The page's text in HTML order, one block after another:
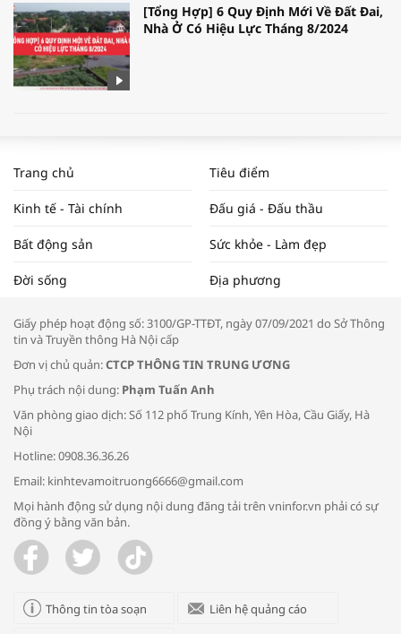
[Tổng Hợp] 6 Quy Định Mới Về Đất Đai,
Nhà Ở Có Hiệu Lực Tháng 8/2024
NAM NĂM 2024 VÀ NĂM 2025 | NHỊP
ĐẬP THỊ TRƯỜNG #62
Tọa đàm “Xúc tiến thương mại: Khơi
Bác sĩ tư vấn cách phòng tránh bệnh
đường hô hấp trong thời tiết giao mùa
Trao yêu thương cho em
Trang chủ Tiêu điểm
Kinh tế - Tài chính Đấu giá - Đấu thầu
Bất động sản Sức khỏe - Làm đẹp
Đời sống Địa phương
Giấy phép hoạt động số: 3100/GP-TTĐT, ngày 07/09/2021 do Sở Thông
tin và Truyền thông Hà Nội cấp
Đơn vị chủ quản:CTCP THÔNG TIN TRUNG ƯƠNG
Phụ trách nội dung: Phạm Tuấn Anh
Văn phòng giao dịch: Số 112 phố Trung Kính, Yên Hòa, Cầu Giấy, Hà
Nội
Hotline: 0908.36.36.26
Email: kinhtevamoitruong6666@gmail.com
Mọi hành động sử dụng nội dung đăng tải trên vninfor.vn phải có sự
đồng ý bằng văn bản.
Thông tin tòa soạn Liên hệ quảng cáo